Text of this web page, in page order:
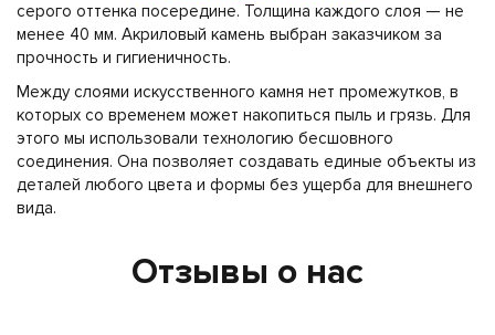
серого оттенка посередине. Толщина каждого слоя — не
менее 40 мм. Акриловый камень выбран заказчиком за
прочность и гигиеничность.
Между слоями искусственного камня нет промежутков, в
которых со временем может накопиться пыль и грязь. Для
этого мы использовали технологию бесшовного
соединения. Она позволяет создавать единые объекты из
деталей любого цвета и формы без ущерба для внешнего
вида.
Отзывы о нас